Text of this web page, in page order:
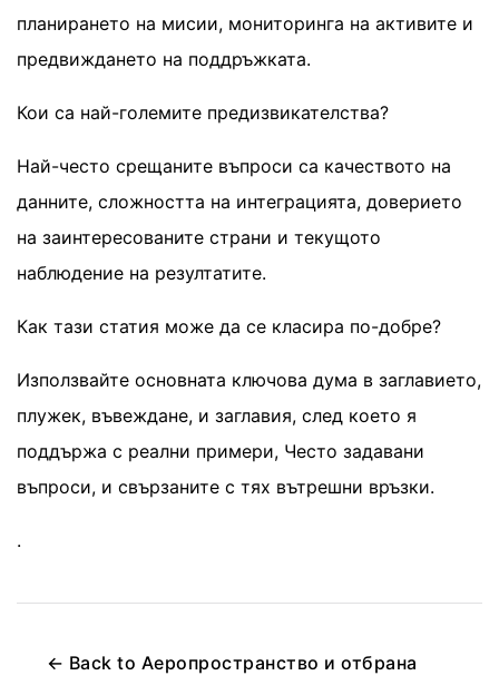
планирането на мисии, мониторинга на активите и
предвиждането на поддръжката.
Кои са най-големите предизвикателства?
Най-често срещаните въпроси са качеството на
данните, сложността на интеграцията, доверието
на заинтересованите страни и текущото
наблюдение на резултатите.
Как тази статия може да се класира по-добре?
Използвайте основната ключова дума в заглавието,
плужек, въвеждане, и заглавия, след което я
поддържа с реални примери, Често задавани
въпроси, и свързаните с тях вътрешни връзки.
.
← Back to Аеропространство и отбрана